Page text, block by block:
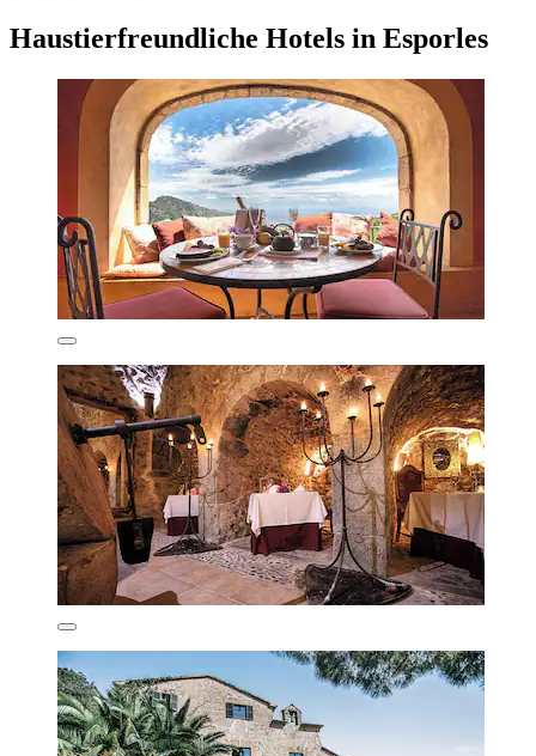
Haustierfreundliche Hotels in Esporles